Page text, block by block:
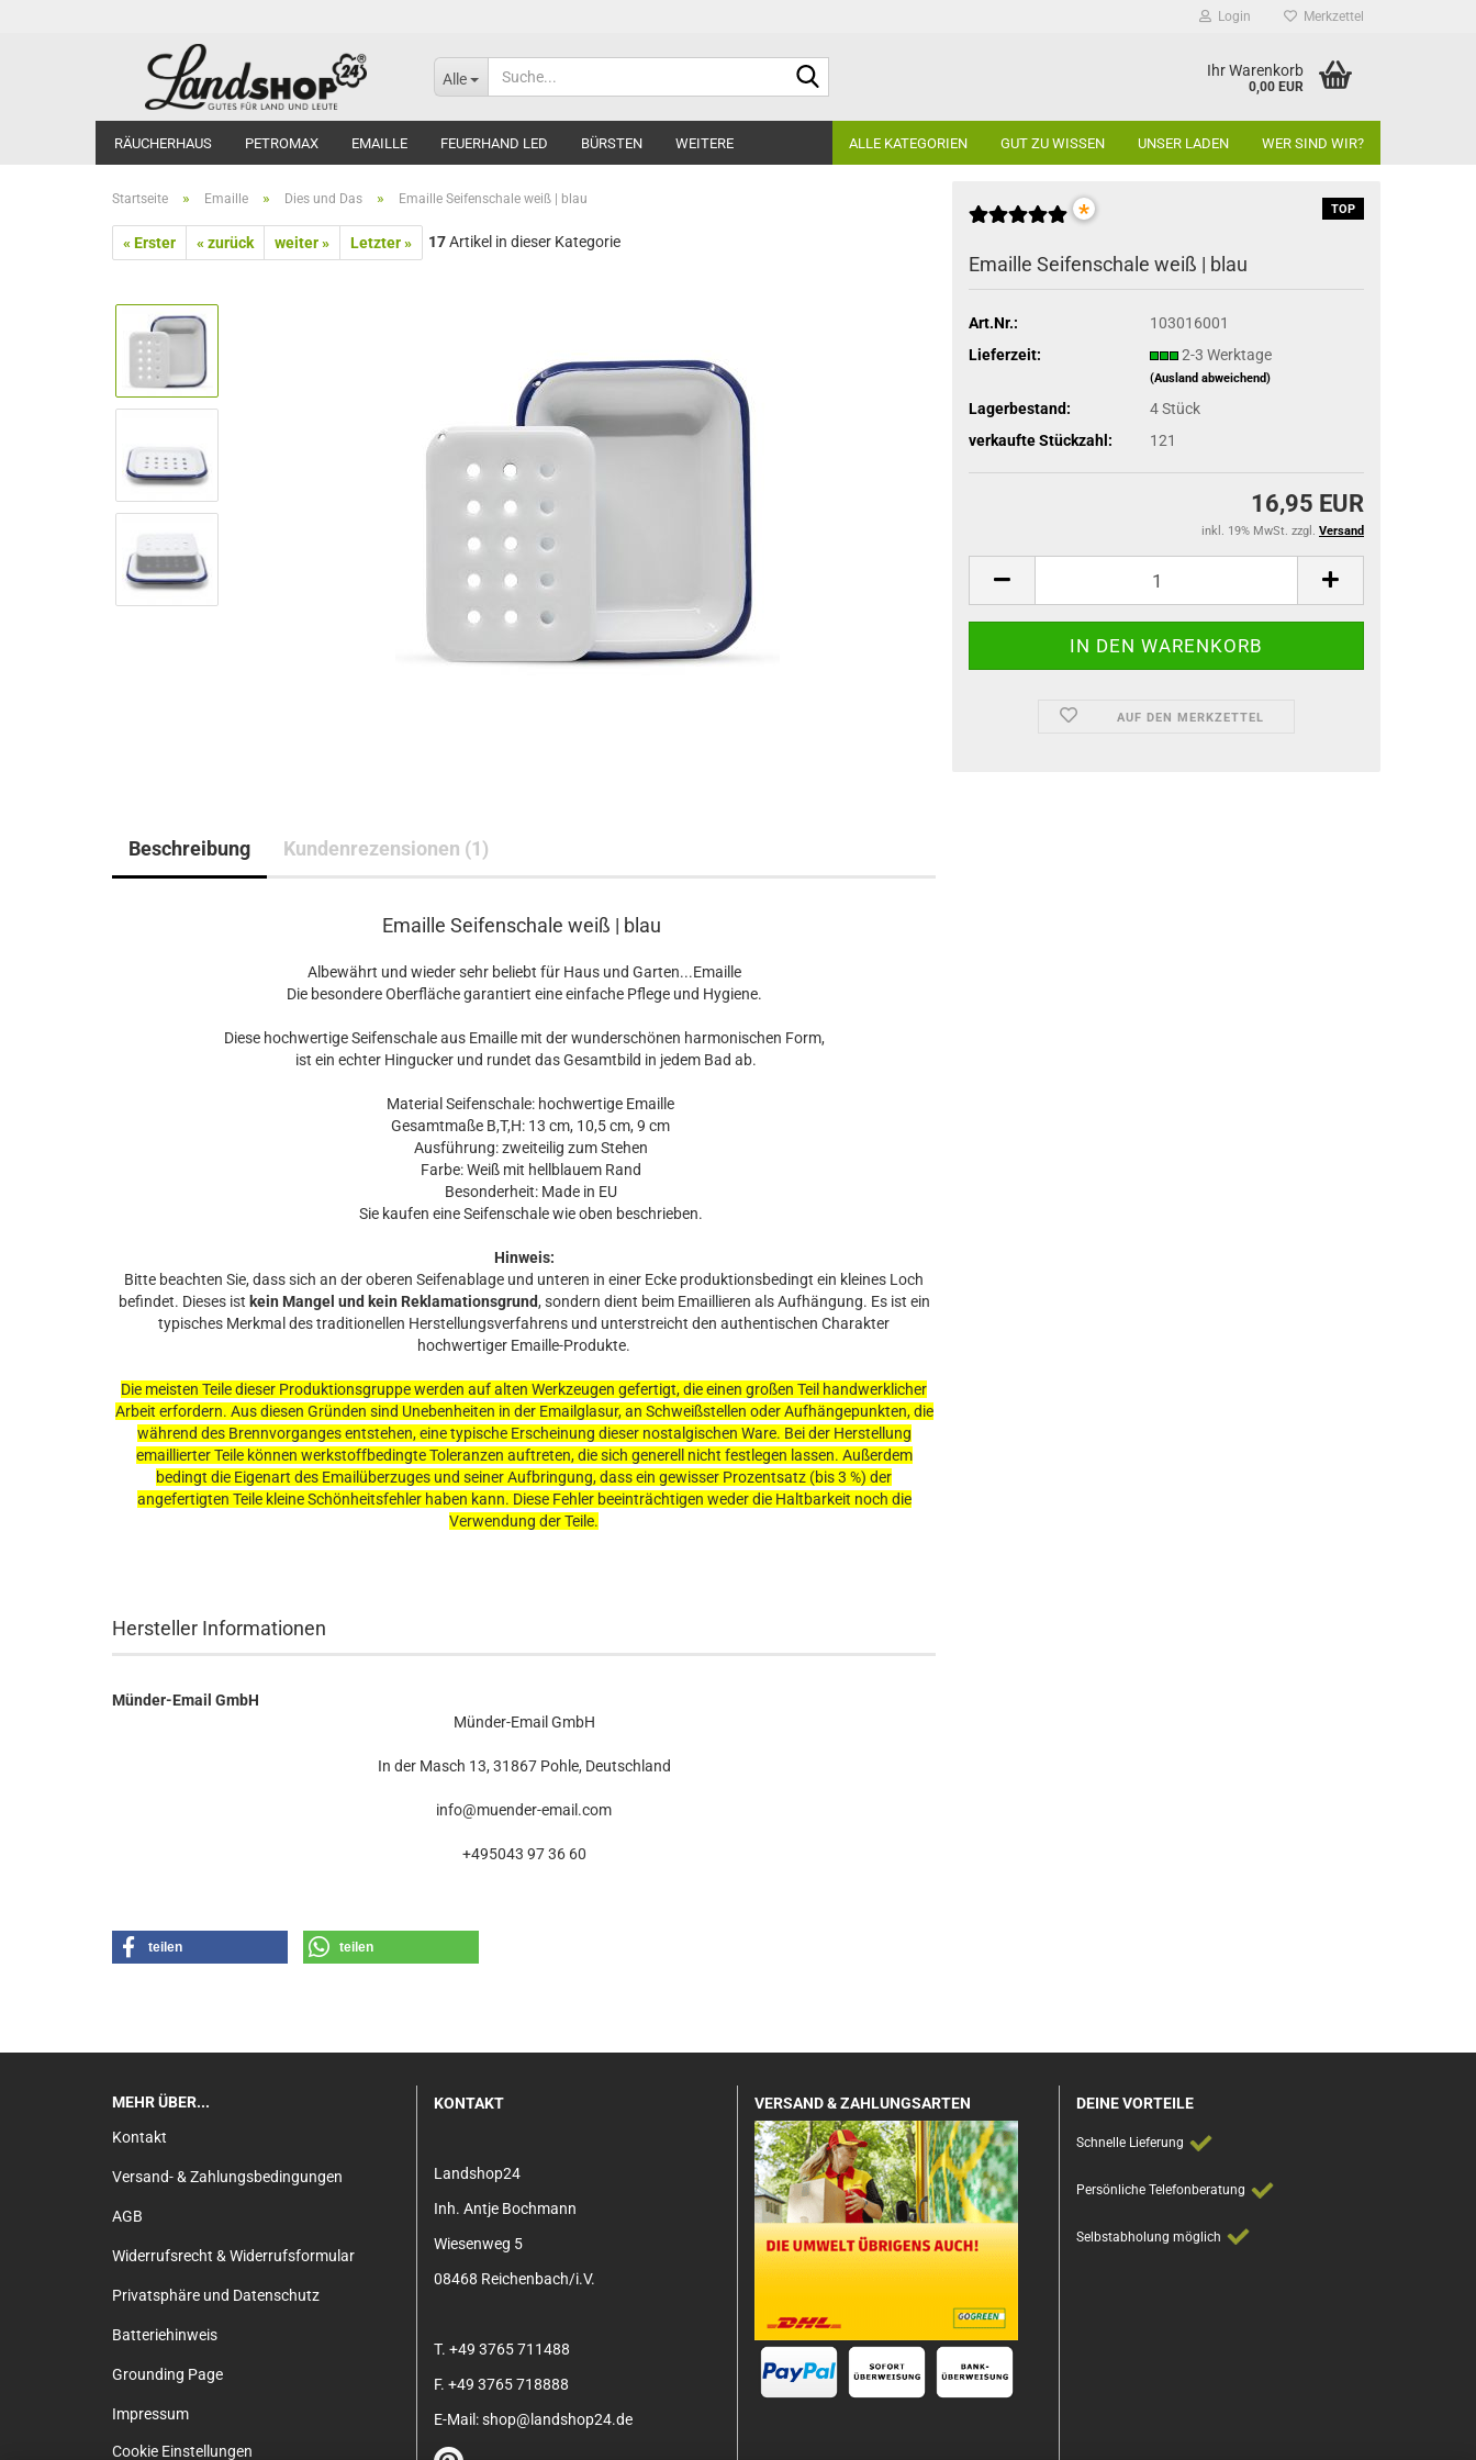
Login Merkzettel
Alle Ihr Warenkorb
0,00 EUR
RÄUCHERHAUS PETROMAX EMAILLE FEUERHAND LED BÜRSTEN ALLE KATEGORIEN GUT ZU WISSEN UNSER LADEN WER SIND WIR?
WEITERE
Startseite » Emaille » Dies und Das » Emaille Seifenschale weiß | blau
« Erster « zurück weiter » Letzter » 17Artikel in dieser Kategorie
TOP
*
Emaille Seifenschale weiß | blau
Art.Nr.:
103016001
Lieferzeit:
2-3 Werktage
(Ausland abweichend)
Lagerbestand: 4Stück
verkaufte Stückzahl:
121
16,95 EUR
inkl. 19% MwSt. zzgl. Versand
AUF DEN MERKZETTEL
Beschreibung Kundenrezensionen (1)
Emaille Seifenschale weiß | blau
Albewährt und wieder sehr beliebt für Haus und Garten...Emaille
Die besondere Oberfläche garantiert eine einfache Pflege und Hygiene.
Diese hochwertige Seifenschale aus Emaille mit der wunderschönen harmonischen Form,
ist ein echter Hingucker und rundet das Gesamtbild in jedem Bad ab.
Material Seifenschale: hochwertige Emaille
Gesamtmaße B,T,H: 13 cm, 10,5 cm, 9 cm
Ausführung: zweiteilig zum Stehen
Farbe: Weiß mit hellblauem Rand
Besonderheit: Made in EU
Sie kaufen eine Seifenschale wie oben beschrieben.
Hinweis:
Bitte beachten Sie, dass sich an der oberen Seifenablage und unteren in einer Ecke produktionsbedingt ein kleines Loch
befindet. Dieses ist kein Mangel und kein Reklamationsgrund, sondern dient beim Emaillieren als Aufhängung. Es ist ein
typisches Merkmal des traditionellen Herstellungsverfahrens und unterstreicht den authentischen Charakter
hochwertiger Emaille-Produkte.
Die meisten Teile dieser Produktionsgruppe werden auf alten Werkzeugen gefertigt, die einen großen Teil handwerklicher
Arbeit erfordern. Aus diesen Gründen sind Unebenheiten in der Emailglasur, an Schweißstellen oder Aufhängepunkten, die
während des Brennvorganges entstehen, eine typische Erscheinung dieser nostalgischen Ware. Bei der Herstellung
emaillierter Teile können werkstoffbedingte Toleranzen auftreten, die sich generell nicht festlegen lassen. Außerdem
bedingt die Eigenart des Emailüberzuges und seiner Aufbringung, dass ein gewisser Prozentsatz (bis 3 %) der
angefertigten Teile kleine Schönheitsfehler haben kann. Diese Fehler beeinträchtigen weder die Haltbarkeit noch die
Verwendung der Teile.
Hersteller Informationen
Münder-Email GmbH
Münder-Email GmbH
In der Masch 13, 31867 Pohle, Deutschland
info@muender-email.com
+495043 97 36 60
teilen teilen
MEHR ÜBER...
Kontakt
Versand- & Zahlungsbedingungen
AGB
Widerrufsrecht & Widerrufsformular
Privatsphäre und Datenschutz
Batteriehinweis
Grounding Page
Impressum
Cookie Einstellungen
KONTAKT
Landshop24
Inh. Antje Bochmann
Wiesenweg 5
08468 Reichenbach/i.V.
T. +49 3765 711488
F. +49 3765 718888
E-Mail: shop@landshop24.de
VERSAND & ZAHLUNGSARTEN DEINE VORTEILE
Schnelle Lieferung
Persönliche Telefonberatung
Selbstabholung möglich